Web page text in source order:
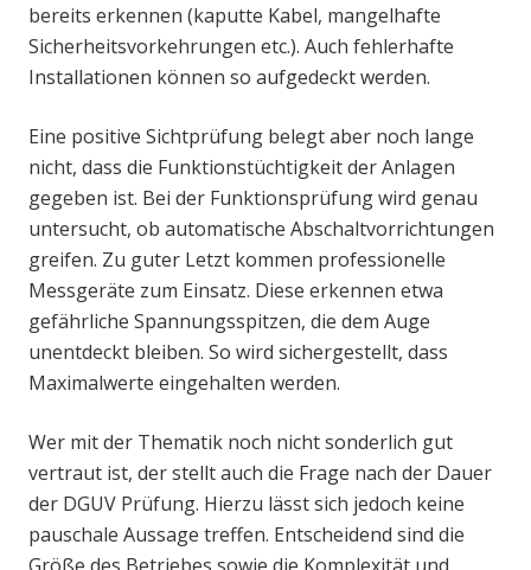
bereits erkennen (kaputte Kabel, mangelhafte
Sicherheitsvorkehrungen etc.). Auch fehlerhafte
Installationen können so aufgedeckt werden.
Eine positive Sichtprüfung belegt aber noch lange
nicht, dass die Funktionstüchtigkeit der Anlagen
gegeben ist. Bei der Funktionsprüfung wird genau
untersucht, ob automatische Abschaltvorrichtungen
greifen. Zu guter Letzt kommen professionelle
Messgeräte zum Einsatz. Diese erkennen etwa
gefährliche Spannungsspitzen, die dem Auge
unentdeckt bleiben. So wird sichergestellt, dass
Maximalwerte eingehalten werden.
Wer mit der Thematik noch nicht sonderlich gut
vertraut ist, der stellt auch die Frage nach der Dauer
der DGUV Prüfung. Hierzu lässt sich jedoch keine
pauschale Aussage treffen. Entscheidend sind die